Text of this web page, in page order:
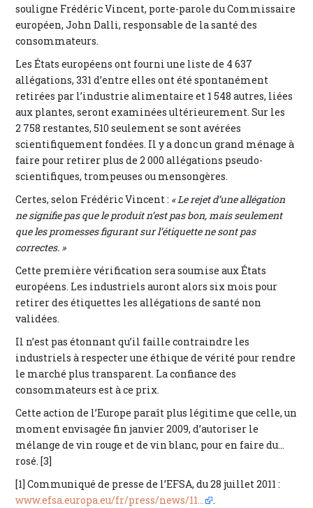
souligne Frédéric Vincent, porte-parole du Commissaire
européen, John Dalli, responsable de la santé des
consommateurs.
Les États européens ont fourni une liste de 4 637
allégations, 331 d’entre elles ont été spontanément
retirées par l’industrie alimentaire et 1 548 autres, liées
aux plantes, seront examinées ultérieurement. Sur les
2 758 restantes, 510 seulement se sont avérées
scientifiquement fondées. Il y a donc un grand ménage à
faire pour retirer plus de 2 000 allégations pseudo-
scientifiques, trompeuses ou mensongères.
Certes, selon Frédéric Vincent : « Le rejet d’une allégation
ne signifie pas que le produit n’est pas bon, mais seulement
que les promesses figurant sur l’étiquette ne sont pas
correctes. »
Cette première vérification sera soumise aux États
européens. Les industriels auront alors six mois pour
retirer des étiquettes les allégations de santé non
validées.
Il n’est pas étonnant qu’il faille contraindre les
industriels à respecter une éthique de vérité pour rendre
le marché plus transparent. La confiance des
consommateurs est à ce prix.
Cette action de l’Europe paraît plus légitime que celle, un
moment envisagée fin janvier 2009, d’autoriser le
mélange de vin rouge et de vin blanc, pour en faire du...
rosé. [3]
[1] Communiqué de presse de l’EFSA, du 28 juillet 2011 :
www.efsa.europa.eu/fr/press/news/11...
.